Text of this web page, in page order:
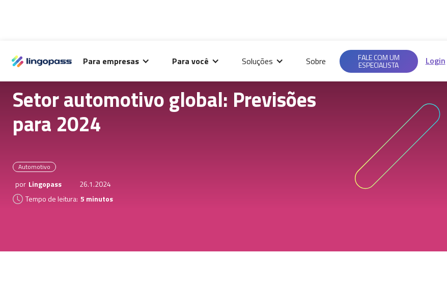
Para empresas Para você Soluções Sobre FALE COM UM
ESPECIALISTA Login
deste site e melhorar sua experiência de navegação.
Saiba mais em nossas
Políticas de
Privacidade.
Setor automotivo global: Previsões
para 2024
Automotivo
por Lingopass
26.1.2024
Tempo de leitura: 5 minutos